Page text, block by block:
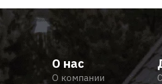
О нас
О компании